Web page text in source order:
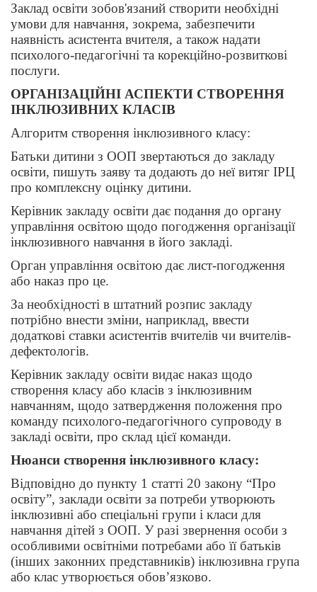
Заклад освіти зобов'язаний створити необхідні
умови для навчання, зокрема, забезпечити
наявність асистента вчителя, а також надати
психолого-педагогічні та корекційно-розвиткові
послуги.
ОРГАНІЗАЦІЙНІ АСПЕКТИ СТВОРЕННЯ
ІНКЛЮЗИВНИХ КЛАСІВ
Алгоритм створення інклюзивного класу:
Батьки дитини з ООП звертаються до закладу
освіти, пишуть заяву та додають до неї витяг ІРЦ
про комплексну оцінку дитини.
Керівник закладу освіти дає подання до органу
управління освітою щодо погодження організації
інклюзивного навчання в його закладі.
Орган управління освітою дає лист-погодження
або наказ про це.
За необхідності в штатний розпис закладу
потрібно внести зміни, наприклад, ввести
додаткові ставки асистентів вчителів чи вчителів-
дефектологів.
Керівник закладу освіти видає наказ щодо
створення класу або класів з інклюзивним
навчанням, щодо затвердження положення про
команду психолого-педагогічного супроводу в
закладі освіти, про склад цієї команди.
Нюанси створення інклюзивного класу:
Відповідно до пункту 1 статті 20 закону “Про
освіту”, заклади освіти за потреби утворюють
інклюзивні або спеціальні групи і класи для
навчання дітей з ООП. У разі звернення особи з
особливими освітніми потребами або її батьків
(інших законних представників) інклюзивна група
або клас утворюється обов’язково.